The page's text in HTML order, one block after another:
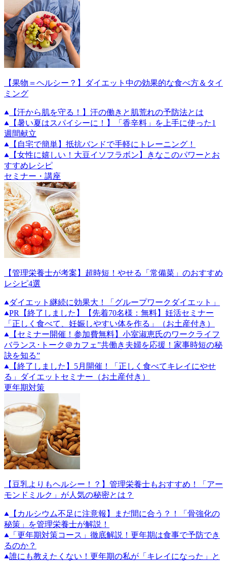
【果物＝ヘルシー？】ダイエット中の効果的な食べ方＆タイ
ミング
【汗から肌を守る！】汗の働きと肌荒れの予防法とは
【暑い夏はスパイシーに！】「香辛料」を上手に使った1
週間献立
【自宅で簡単】抵抗バンドで手軽にトレーニング！
【女性に嬉しい！大豆イソフラボン】きなこのパワーとお
すすめレシピ
セミナー・講座
【管理栄養士が考案】超時短！やせる「常備菜」のおすすめ
レシピ4選
ダイエット継続に効果大！「グループワークダイエット」
PR
【終了しました】【先着70名様：無料】妊活セミナー
「正しく食べて、妊娠しやすい体を作る」（お土産付き）
【セミナー開催！参加費無料】小室淑恵氏のワークライフ
バランス･トーク＠カフェ”共働き夫婦を応援！家事時短の秘
訣を知る”
【終了しました】5月開催！「正しく食べてキレイにやせ
る」ダイエットセミナー（お土産付き）
更年期対策
【豆乳よりもヘルシー！？】管理栄養士もおすすめ！「アー
モンドミルク」が人気の秘密とは？
【カルシウム不足に注意報】まだ間に合う？！「骨強化の
秘策」を管理栄養士が解説！
「更年期対策コース」徹底解説！更年期は食事で予防でき
るのか？
誰にも教えたくない！更年期の私が「キレイになった」と